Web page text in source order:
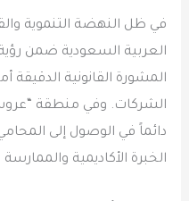
في ظل النهضة التنموية
المشورة القانونية الدقيقة
الشركات. وفي منطقة “عروس
دائماً في الوصول إلى
الخبرة الأكاديمية والممارسة